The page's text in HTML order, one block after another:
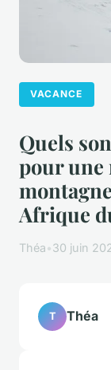
VACANCE
Quels
pour une
Afrique
Théa•30 juin
T Théa